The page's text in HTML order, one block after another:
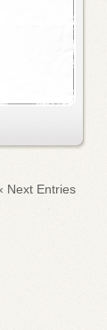
Next Entries »